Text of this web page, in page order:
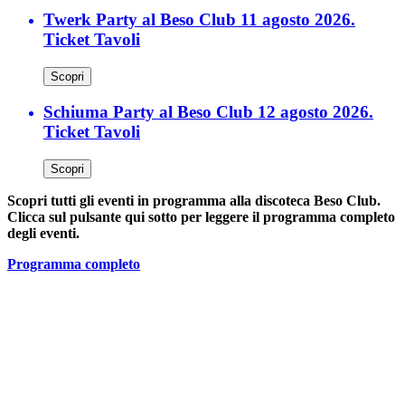
Twerk Party al Beso Club 11 agosto 2026.
Ticket Tavoli
Scopri
Schiuma Party al Beso Club 12 agosto 2026.
Ticket Tavoli
Scopri
Scopri tutti gli eventi in programma alla discoteca Beso Club.
Clicca sul pulsante qui sotto per leggere il programma completo
degli eventi.
Programma completo